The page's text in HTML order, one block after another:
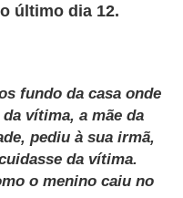
último dia 12.
fundo da casa onde
vítima, a mãe da
pediu à sua irmã,
da vítima.
o menino caiu no